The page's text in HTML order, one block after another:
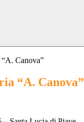
Canova”
“A. Canova”